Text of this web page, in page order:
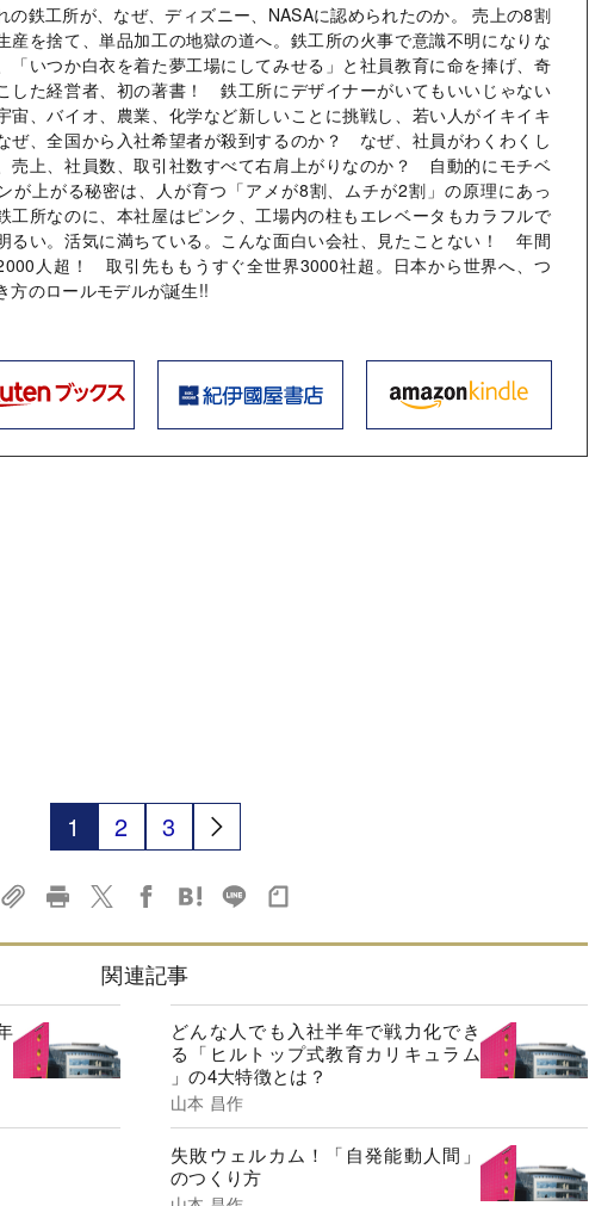
の鉄工所が、なぜ、ディズニー、NASAに認められたのか。 売上の8割
産を捨て、単品加工の地獄の道へ。鉄工所の火事で意識不明になりな
「いつか白衣を着た夢工場にしてみせる」と社員教育に命を捧げ、奇
した経営者、初の著書！ 鉄工所にデザイナーがいてもいいじゃない
宙、バイオ、農業、化学など新しいことに挑戦し、若い人がイキイキ
ぜ、全国から入社希望者が殺到するのか？ なぜ、社員がわくわくし
売上、社員数、取引社数すべて右肩上がりなのか？ 自動的にモチベ
が上がる秘密は、人が育つ「アメが8割、ムチが2割」の原理にあっ
所なのに、本社屋はピンク、工場内の柱もエレベータもカラフルで
るい。活気に満ちている。こんな面白い会社、見たことない！ 年間
人超！ 取引先ももうすぐ全世界3000社超。日本から世界へ、つ
方のロールモデルが誕生!!
1 2 3
関連記事
どんな人でも入社半年で戦力化でき
る「ヒルトップ式教育カリキュラム
」の4大特徴とは？
山本 昌作
失敗ウェルカム！「自発能動人間」
のつくり方